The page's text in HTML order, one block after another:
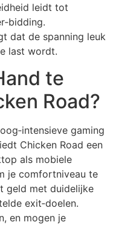
leidt tot
dat de spanning leuk
last wordt.
te
Road?
gaming
Chicken Road een
als mobiele
je comfortniveau te
geld met duidelijke
exit‑doelen.
en mogen je